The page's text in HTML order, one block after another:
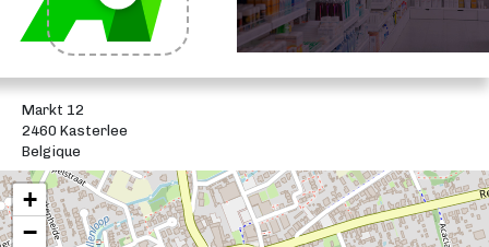
Markt 12
2460 Kasterlee
Belgique
+
−